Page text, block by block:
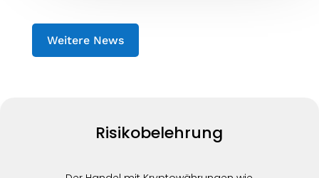
Weitere News
Risikobelehrung